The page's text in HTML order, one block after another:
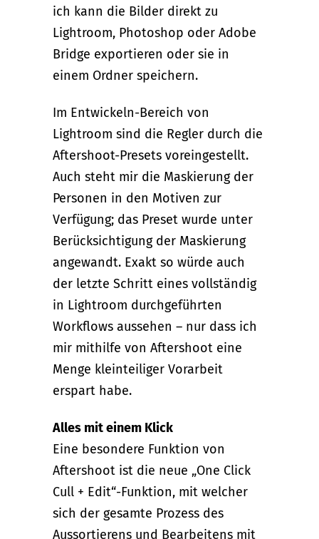
ich kann die Bilder direkt zu
Lightroom, Photoshop oder Adobe
Bridge exportieren oder sie in
einem Ordner speichern.
Im Entwickeln-Bereich von
Lightroom sind die Regler durch die
Aftershoot-Presets voreingestellt.
Auch steht mir die Maskierung der
Personen in den Motiven zur
Verfügung; das Preset wurde unter
Berücksichtigung der Maskierung
angewandt. Exakt so würde auch
der letzte Schritt eines vollständig
in Lightroom durchgeführten
Workflows aussehen – nur dass ich
mir mithilfe von Aftershoot eine
Menge kleinteiliger Vorarbeit
erspart habe.
Alles mit einem Klick
Eine besondere Funktion von
Aftershoot ist die neue „One Click
Cull + Edit“-Funktion, mit welcher
sich der gesamte Prozess des
Aussortierens und Bearbeitens mit